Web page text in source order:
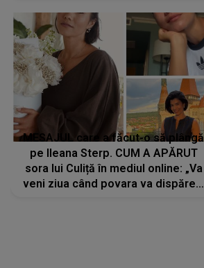
MESAJUL care a făcut-o să plângă
pe Ileana Sterp. CUM A APĂRUT
sora lui Culiță în mediul online: „Va
veni ziua când povara va dispărea,